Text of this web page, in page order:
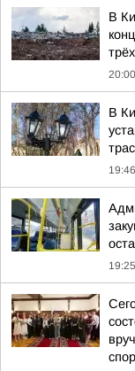
В
20:00
В
19:46
19:25